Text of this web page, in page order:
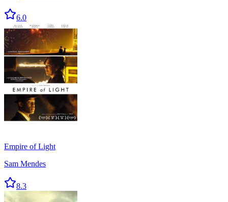
6.0
Empire of Light
Sam Mendes
8.3